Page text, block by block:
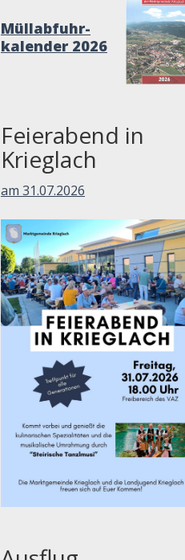
Müllabfuhr-
kalender 2026
Feierabend in
Krieglach
am 31.07.2026